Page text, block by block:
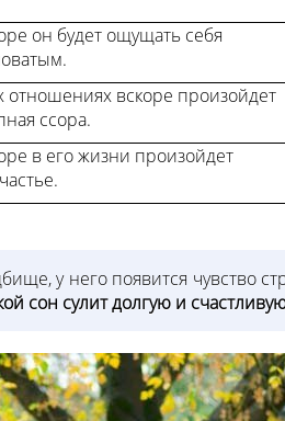
он будет ощущать себя
отношениях вскоре произойдет
ссора.
в его жизни произойдет
у него появится чувство
сон сулит долгую и